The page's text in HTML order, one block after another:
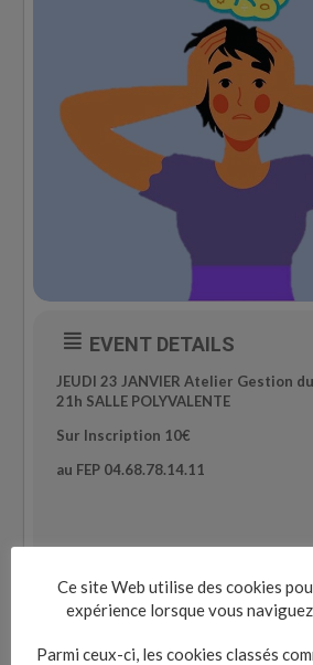
EVENT DETAILS
JEUDI 23 JANVIERAtelier Gestion
21h SALLE POLYVALENTE
Sur Inscription 10€
au FEP 04.68.78.14.11
Ce site Web utilise des cookies
expérience lorsque vous
Parmi ceux-ci, les cookies classés